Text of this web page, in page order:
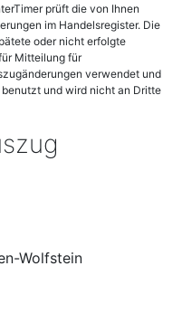
prüft die von Ihnen
im Handelsregister. Die
oder nicht erfolgte
Mitteilung für
verwendet und
und wird nicht an Dritte
Wolfstein